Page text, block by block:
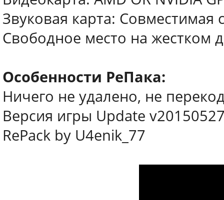
Звуковая карта: Совместимая
Свободное место на жестком
Особенности РеПака:
Ничего не удалено, не
Версия игры Update
RePack by U4enik_77